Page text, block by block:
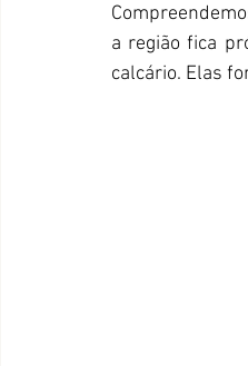
a região fica
calcário. Elas